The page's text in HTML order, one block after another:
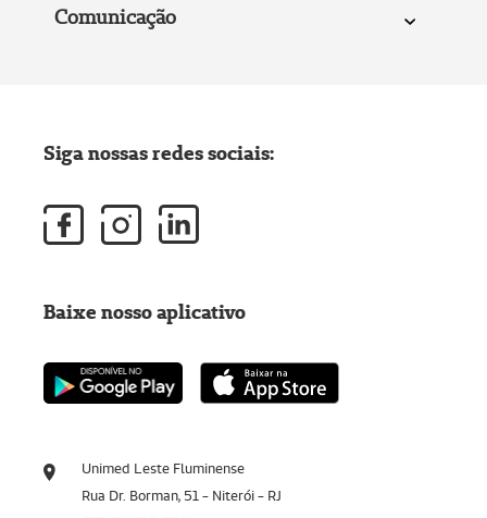
Comunicação
Unimed Leste Fluminense
Rua Dr. Borman, 51 - Niterói - RJ
Siga nossas redes sociais:
Baixe nosso aplicativo